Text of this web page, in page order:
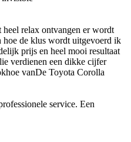
relax ontvangen er wordt
hoe de klus wordt uitgevoerd ik
prijs en heel mooi resultaat
verdienen een dikke cijfer
vanDe Toyota Corolla
service. Een